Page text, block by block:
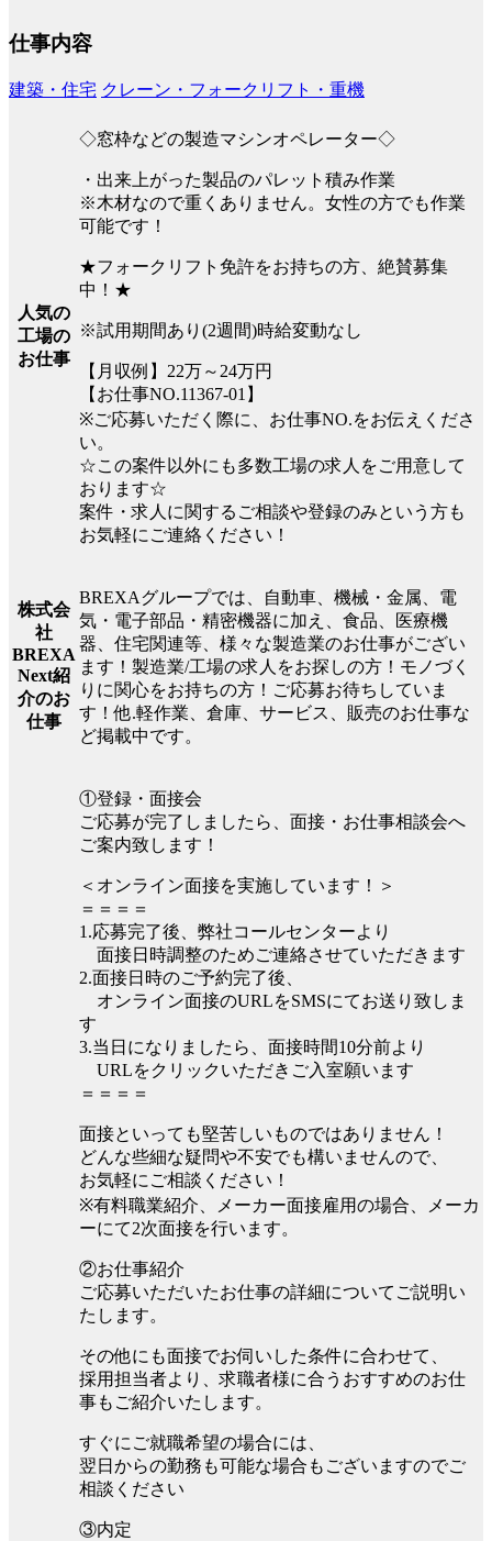
仕事内容
建築・住宅 クレーン・フォークリフト・重機
人気の
工場の
お仕事
◇窓枠などの製造マシンオペレーター◇
・出来上がった製品のパレット積み作業
※木材なので重くありません。女性の方でも作業
可能です！
★フォークリフト免許をお持ちの方、絶賛募集
中！★
※試用期間あり(2週間)時給変動なし
【月収例】22万～24万円
【お仕事NO.11367-01】
※ご応募いただく際に、お仕事NO.をお伝えくださ
い。
☆この案件以外にも多数工場の求人をご用意して
おります☆
案件・求人に関するご相談や登録のみという方も
お気軽にご連絡ください！
株式会
社
BREXA
Next紹
介のお
仕事
BREXAグループでは、自動車、機械・金属、電
気・電子部品・精密機器に加え、食品、医療機
器、住宅関連等、様々な製造業のお仕事がござい
ます！製造業/工場の求人をお探しの方！モノづく
りに関心をお持ちの方！ご応募お待ちしていま
す！他.軽作業、倉庫、サービス、販売のお仕事な
ど掲載中です。
①登録・面接会
ご応募が完了しましたら、面接・お仕事相談会へ
ご案内致します！
＜オンライン面接を実施しています！＞
＝＝＝＝
1.応募完了後、弊社コールセンターより
面接日時調整のためご連絡させていただきます
2.面接日時のご予約完了後、
オンライン面接のURLをSMSにてお送り致しま
す
3.当日になりましたら、面接時間10分前より
URLをクリックいただきご入室願います
＝＝＝＝
面接といっても堅苦しいものではありません！
どんな些細な疑問や不安でも構いませんので、
お気軽にご相談ください！
※有料職業紹介、メーカー面接雇用の場合、メーカ
ーにて2次面接を行います。
②お仕事紹介
ご応募いただいたお仕事の詳細についてご説明い
たします。
その他にも面接でお伺いした条件に合わせて、
採用担当者より、求職者様に合うおすすめのお仕
事もご紹介いたします。
すぐにご就職希望の場合には、
翌日からの勤務も可能な場合もございますのでご
相談ください
③内定